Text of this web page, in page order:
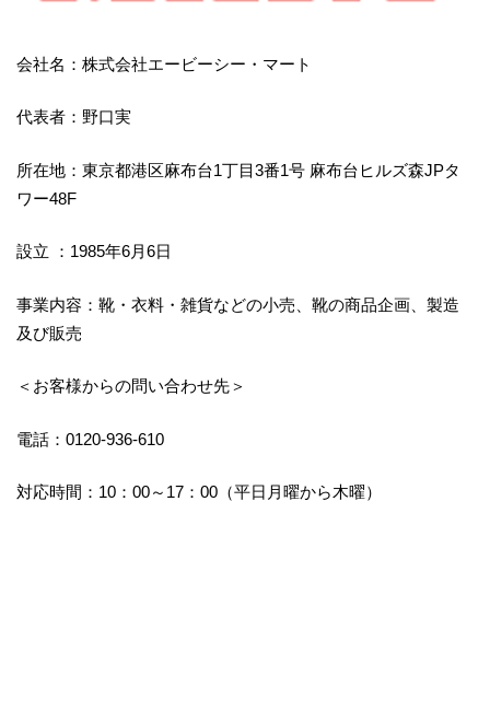
会社名：株式会社エービーシー・マート
代表者：野口実
所在地：東京都港区麻布台1丁目3番1号 麻布台ヒルズ森JPタ
ワー48F
設立 ：1985年6月6日
事業内容：靴・衣料・雑貨などの小売、靴の商品企画、製造
及び販売
＜お客様からの問い合わせ先＞
電話：0120-936-610
対応時間：10：00～17：00（平日月曜から木曜）